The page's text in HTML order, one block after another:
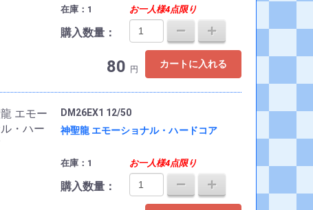
在庫：1 お一人様4点限り
購入数量：
80 円 カートに入れる
DM26EX1 12/50
神聖龍 エモーショナル・ハードコア
在庫：1 お一人様4点限り
購入数量：